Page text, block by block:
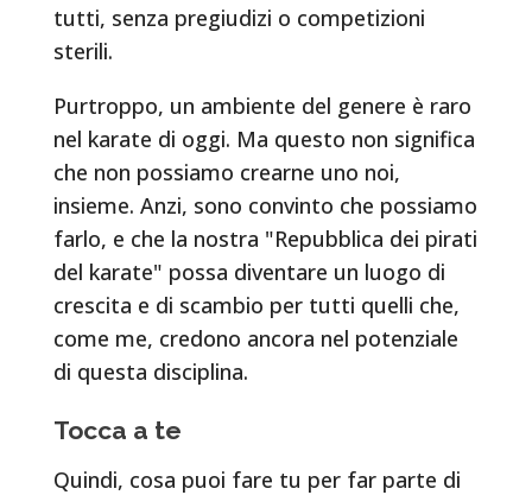
tutti, senza pregiudizi o competizioni
sterili.
Purtroppo, un ambiente del genere è raro
nel karate di oggi. Ma questo non significa
che non possiamo crearne uno noi,
insieme. Anzi, sono convinto che possiamo
farlo, e che la nostra "Repubblica dei pirati
del karate" possa diventare un luogo di
crescita e di scambio per tutti quelli che,
come me, credono ancora nel potenziale
di questa disciplina.
Tocca a te
Quindi, cosa puoi fare tu per far parte di